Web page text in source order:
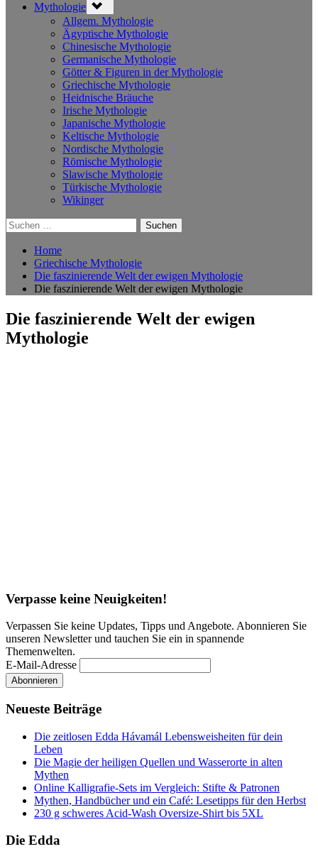
Mythologie sub-
menu
Allgem. Mythologie
Ägyptische Mythologie
Chinesische Mythologie
Germanische Mythologie
Götter & Figuren in der Mythologie
Griechische Mythologie
Heidnische Bräuche
Irische Mythologie
Japanische Mythologie
Keltische Mythologie
Nordische Mythologie
Römische Mythologie
Slawische Mythologie
Türkische Mythologie
Wikinger
Suchen
nach:
Home
Griechische Mythologie
Die faszinierende Welt der ewigen Mythologie
Die faszinierende Welt der ewigen Mythologie
Die faszinierende Welt der ewigen
Mythologie
Verpasse keine Neuigkeiten!
Verpassen Sie keine Updates, Tipps und Angebote. Abonnieren Sie
unseren Newsletter und tauchen Sie ein in spannende
Themenwelten.
E-Mail-Adresse
Neueste Beiträge
Die zeitlosen Edda Hávamál Lebensweisheiten für dein
Leben
Die Magie der heiligen Quellen und Wasserorte in alten
Mythen
Online Kalligrafie‑Sets im Vergleich: Stifte & Patronen
Mythen, Handbücher und ein Café: Lesetipps für den Herbst
230 g schweres Acid-Wash Oversize-Shirt bis 5XL
Die Edda